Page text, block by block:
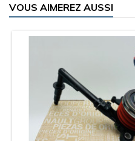
VOUS AIMEREZ AUSSI